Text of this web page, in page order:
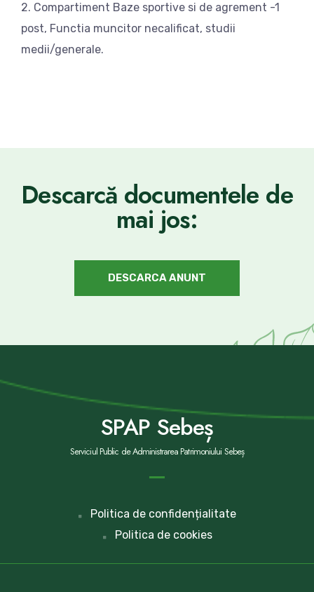
2. Compartiment Baze sportive si de agrement -1
post, Functia muncitor necalificat, studii
medii/generale.
Descarcă documentele de
mai jos:
DESCARCA ANUNT
SPAP Sebeș
Serviciul Public de Administrarea Patrimoniului Sebeș
Politica de confidențialitate
Politica de cookies